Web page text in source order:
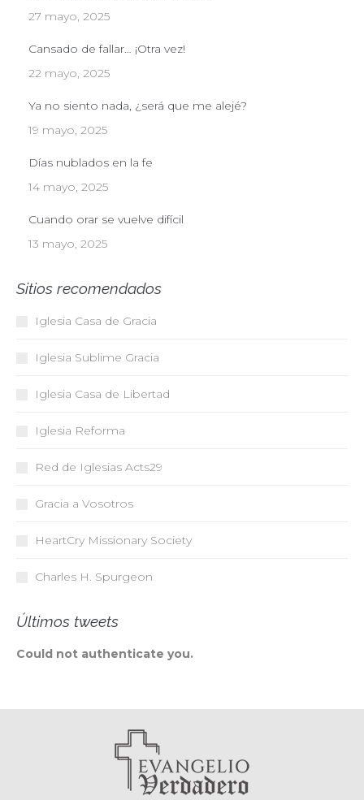
27 mayo, 2025
Cansado de fallar… ¡Otra vez!
22 mayo, 2025
Ya no siento nada, ¿será que me alejé?
19 mayo, 2025
Días nublados en la fe
14 mayo, 2025
Cuando orar se vuelve difícil
13 mayo, 2025
Sitios recomendados
Iglesia Casa de Gracia
Iglesia Sublime Gracia
Iglesia Casa de Libertad
Iglesia Reforma
Red de Iglesias Acts29
Gracia a Vosotros
HeartCry Missionary Society
Charles H. Spurgeon
Últimos tweets
Could not authenticate you.